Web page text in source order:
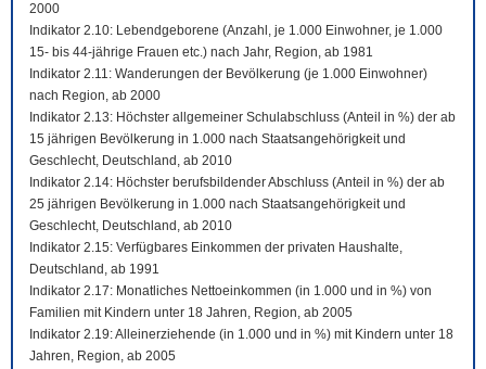
2000
Indikator 2.10: Lebendgeborene (Anzahl, je 1.000 Einwohner, je 1.000
15- bis 44-jährige Frauen etc.) nach Jahr, Region, ab 1981
Indikator 2.11: Wanderungen der Bevölkerung (je 1.000 Einwohner)
nach Region, ab 2000
Indikator 2.13: Höchster allgemeiner Schulabschluss (Anteil in %) der ab
15 jährigen Bevölkerung in 1.000 nach Staatsangehörigkeit und
Geschlecht, Deutschland, ab 2010
Indikator 2.14: Höchster berufsbildender Abschluss (Anteil in %) der ab
25 jährigen Bevölkerung in 1.000 nach Staatsangehörigkeit und
Geschlecht, Deutschland, ab 2010
Indikator 2.15: Verfügbares Einkommen der privaten Haushalte,
Deutschland, ab 1991
Indikator 2.17: Monatliches Nettoeinkommen (in 1.000 und in %) von
Familien mit Kindern unter 18 Jahren, Region, ab 2005
Indikator 2.19: Alleinerziehende (in 1.000 und in %) mit Kindern unter 18
Jahren, Region, ab 2005